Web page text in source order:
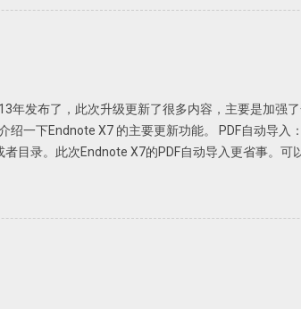
压缩文件中为主程序，解压到一个目录中。建议不
。此时是免费版，有一定广告，功能上有
识别文件，解压到 PDF-XChange Viewer 的目录文件
压缩文件中是破解论据，根据自己操作系统的
。 下载地址 https://howsci.pipipan.com/fs/
年发布了，此次升级更新了很多内容，主要是加强
绍一下Endnote X7 的主要更新功能。 PDF自动导入
目录。此次Endnote X7的PDF自动导入更省事。可
automatic importing。在弹出的新窗口中选择
X7 就可以自动导入新的文献。 但是注意
此时需要手动补齐。因此我个人还是建议在线搜索
过File-Import-File或Fold功能导入的文献或者通过
因为很多下载的文章名称都是一些无意义的名字，如